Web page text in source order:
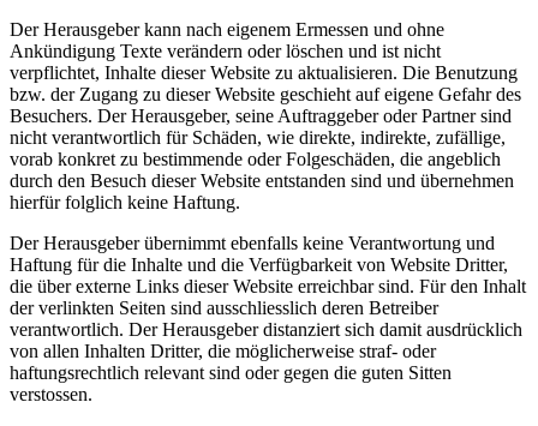
Der Herausgeber kann nach eigenem Ermessen und ohne
Ankündigung Texte verändern oder löschen und ist nicht
verpflichtet, Inhalte dieser Website zu aktualisieren. Die Benutzung
bzw. der Zugang zu dieser Website geschieht auf eigene Gefahr des
Besuchers. Der Herausgeber, seine Auftraggeber oder Partner sind
nicht verantwortlich für Schäden, wie direkte, indirekte, zufällige,
vorab konkret zu bestimmende oder Folgeschäden, die angeblich
durch den Besuch dieser Website entstanden sind und übernehmen
hierfür folglich keine Haftung.
Der Herausgeber übernimmt ebenfalls keine Verantwortung und
Haftung für die Inhalte und die Verfügbarkeit von Website Dritter,
die über externe Links dieser Website erreichbar sind. Für den Inhalt
der verlinkten Seiten sind ausschliesslich deren Betreiber
verantwortlich. Der Herausgeber distanziert sich damit ausdrücklich
von allen Inhalten Dritter, die möglicherweise straf- oder
haftungsrechtlich relevant sind oder gegen die guten Sitten
verstossen.